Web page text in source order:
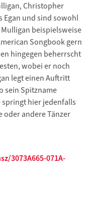
Christopher
Egan und sind sowohl
beispielsweise
Songbook gern
hingegen beherrscht
wobei er noch
legt einen Auftritt
sein Spitzname
springt hier jedenfalls
oder andere Tänzer
3073A665-071A-